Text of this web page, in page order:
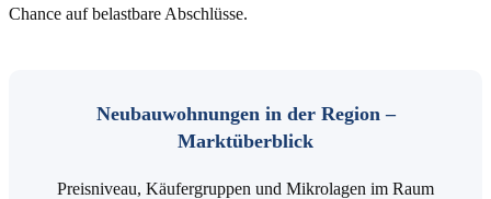
Chance auf belastbare Abschlüsse.
Neubauwohnungen in der Region –
Marktüberblick
Preisniveau, Käufergruppen und Mikrolagen im Raum